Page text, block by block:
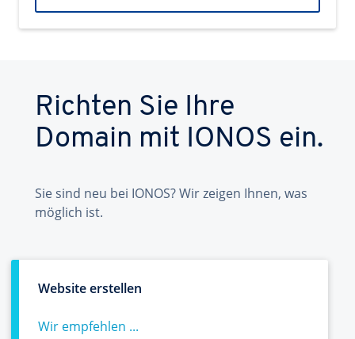
Richten Sie Ihre
Domain mit IONOS ein.
Sie sind neu bei IONOS? Wir zeigen Ihnen, was
möglich ist.
Website erstellen
Wir empfehlen ...